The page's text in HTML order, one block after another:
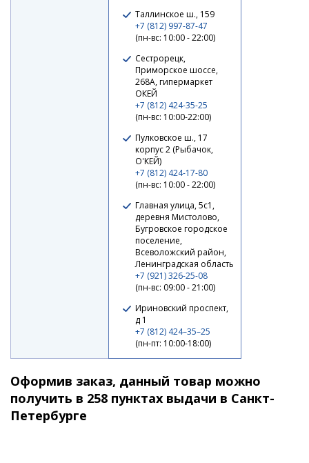
Поролоновая рыбка APS JIG-HEAD 175mm #215 UV
(3шт/упак)
210 ₽
Поролоновая рыбка APS JIG-HEAD 175mm #216 UV
(3шт/упак)
210 ₽
Таллинское ш., 159
+7 (812) 997-87-47
(пн-вс: 10:00 - 22:00)
Сестрорецк,
Приморское шоссе,
268А, гипермаркет
ОКЕЙ
+7 (812) 424-35-25
(пн-вс: 10:00-22:00)
Пулковское ш., 17
корпус 2 (Рыбачок,
О'КЕЙ)
+7 (812) 424-17-80
(пн-вс: 10:00 - 22:00)
Главная улица, 5с1,
деревня Мистолово,
Бугровское городское
поселение,
Всеволожский район,
Ленинградская область
+7 (921) 326-25-08
(пн-вс: 09:00 - 21:00)
Ириновский проспект,
д 1
+7 (812) 424–35–25
(пн-пт: 10:00-18:00)
Оформив заказ, данный товар можно
получить в 258 пунктах выдачи в Санкт-
Петербурге